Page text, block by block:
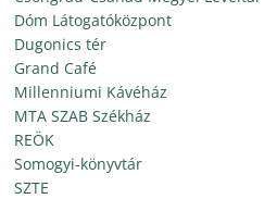
Dóm Látogatóközpont
Dugonics tér
Grand Café
Millenniumi Kávéház
MTA SZAB Székház
REÖK
Somogyi-könyvtár
SZTE